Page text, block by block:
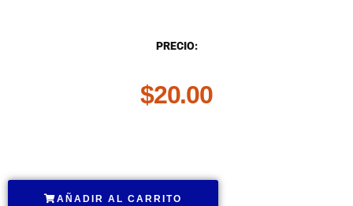
PRECIO:
$20.00
AÑADIR AL CARRITO